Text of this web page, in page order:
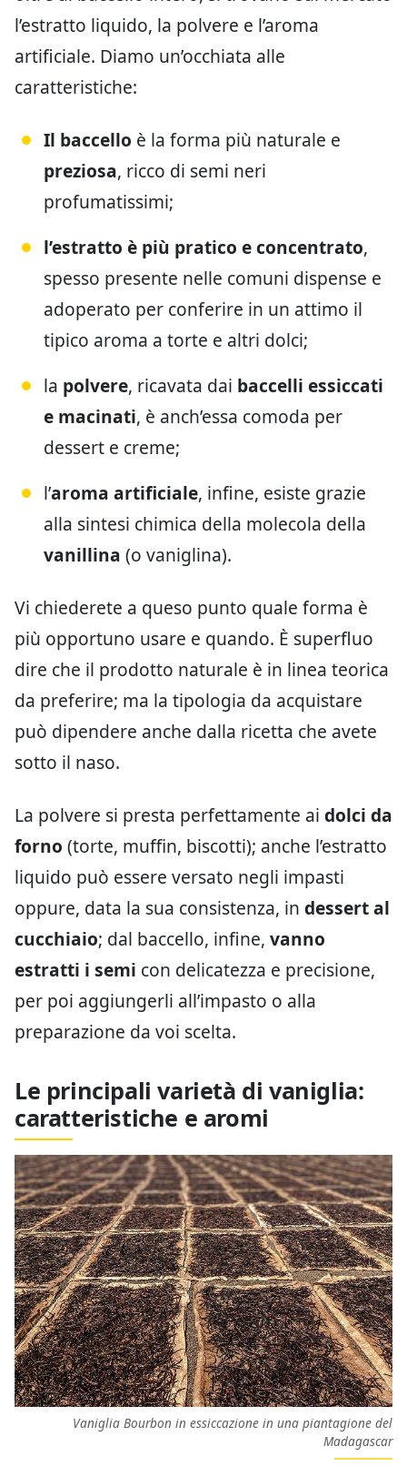
l’estratto liquido, la polvere e l’aroma
artificiale. Diamo un’occhiata alle
caratteristiche:
Il baccello è la forma più naturale e
preziosa, ricco di semi neri
profumatissimi;
l’estratto è più pratico e concentrato,
spesso presente nelle comuni dispense e
adoperato per conferire in un attimo il
tipico aroma a torte e altri dolci;
la polvere, ricavata dai baccelli essiccati
e macinati, è anch’essa comoda per
dessert e creme;
l’aroma artificiale, infine, esiste grazie
alla sintesi chimica della molecola della
vanillina (o vaniglina).
Vi chiederete a queso punto quale forma è
più opportuno usare e quando. È superfluo
dire che il prodotto naturale è in linea teorica
da preferire; ma la tipologia da acquistare
può dipendere anche dalla ricetta che avete
sotto il naso.
La polvere si presta perfettamente ai dolci da
forno (torte, muffin, biscotti); anche l’estratto
liquido può essere versato negli impasti
oppure, data la sua consistenza, in dessert al
cucchiaio; dal baccello, infine, vanno
estratti i semi con delicatezza e precisione,
per poi aggiungerli all’impasto o alla
preparazione da voi scelta.
Le principali varietà di vaniglia:
caratteristiche e aromi
Vaniglia Bourbon in essiccazione in una piantagione del
Madagascar